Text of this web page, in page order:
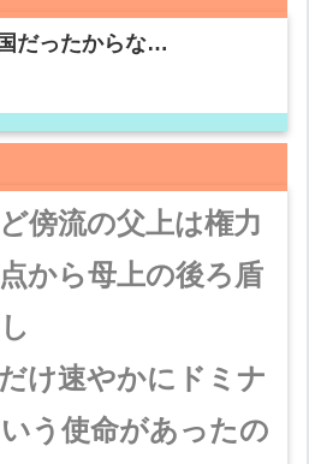
だったからな…
傍流の父上は権力
から母上の後ろ盾
け速やかにドミナ
う使命があったの